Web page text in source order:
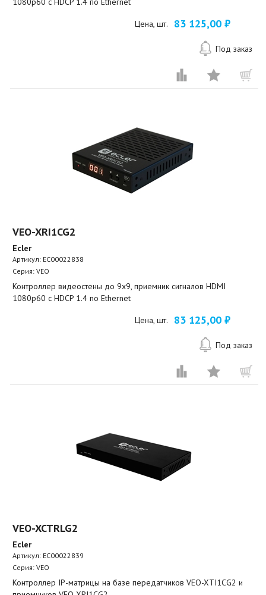
Цена, шт. 83 125,00 ₽
Под заказ
VEO-XRI1CG2
Ecler
Артикул: EC00022838
Серия: VEO
Контроллер видеостены до 9х9, приемник сигналов HDMI
1080p60 с HDCP 1.4 по Ethernet
Цена, шт. 83 125,00 ₽
Под заказ
VEO-XCTRLG2
Ecler
Артикул: EC00022839
Серия: VEO
Контроллер IP-матрицы на базе передатчиков VEO-XTI1CG2 и